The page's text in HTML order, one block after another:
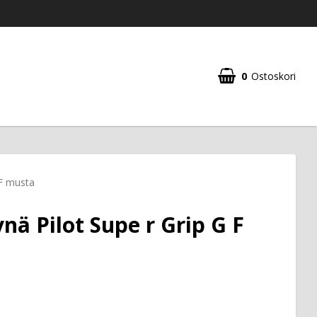
0 Ostoskori
musta
Pilot Supe r Grip G F